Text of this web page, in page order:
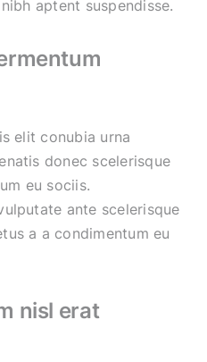
aptent suspendisse.
elit conubia urna
donec scelerisque
eu sociis.
ante scelerisque
a a condimentum eu
nisl erat